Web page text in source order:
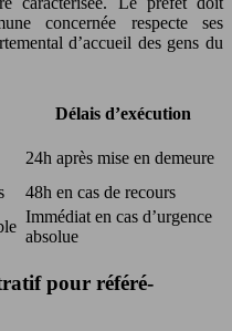
concernée respecte ses
d’accueil des gens du
Délais d’exécution
24h après mise en demeure
48h en cas de recours
Immédiat en cas d’urgence
absolue
pour référé-